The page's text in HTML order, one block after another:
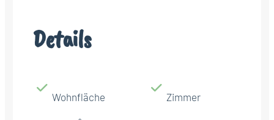
Details
Wohnfläche Zimmer